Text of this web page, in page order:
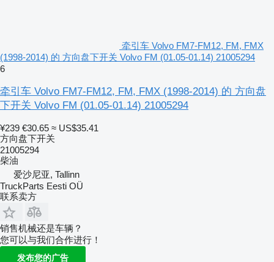
牵引车 Volvo FM7-FM12, FM, FMX
(1998-2014) 的 方向盘下开关 Volvo FM (01.05-01.14) 21005294
6
牵引车 Volvo FM7-FM12, FM, FMX (1998-2014) 的 方向盘
下开关 Volvo FM (01.05-01.14) 21005294
¥239 €30.65 ≈ US$35.41
方向盘下开关
21005294
柴油
爱沙尼亚, Tallinn
TruckParts Eesti OÜ
联系卖方
销售机械还是车辆？
您可以与我们合作进行！
发布您的广告